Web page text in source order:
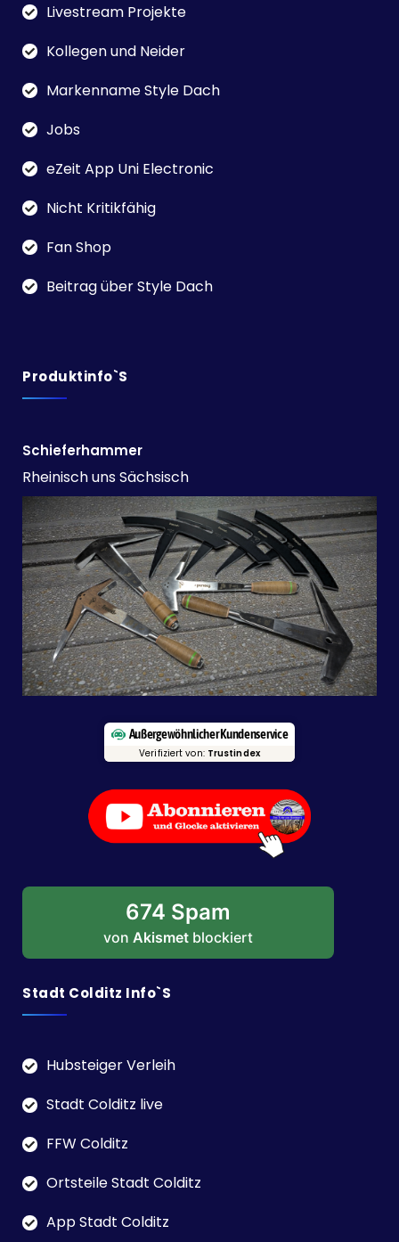
Livestream Projekte
Kollegen und Neider
Markenname Style Dach
Jobs
eZeit App Uni Electronic
Nicht Kritikfähig
Fan Shop
Beitrag über Style Dach
Produktinfo`s
Schieferhammer
Rheinisch uns Sächsisch
Außergewöhnlicher Kundenservice
Verifiziert von: Trustindex
674 Spam
von Akismet blockiert
Stadt Colditz Info`s
Hubsteiger Verleih
Stadt Colditz live
FFW Colditz
Ortsteile Stadt Colditz
App Stadt Colditz